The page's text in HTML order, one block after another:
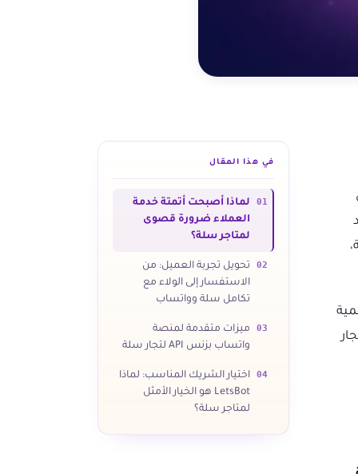
في هذا المقال
01
لماذا أصبحت أتمتة خدمة
العملاء ضرورة قصوى
لمتاجر سلة؟
02
تحويل تجربة العميل: من
الاستفسار إلى الولاء مع
تكامل سلة وواتساب
03
ميزات متقدمة لمنصة
واتساب بزنس API لتجار سلة
04
اختيار الشريك المناسب: لماذا
LetsBot هو الخيار الأمثل
لمتاجر سلة؟